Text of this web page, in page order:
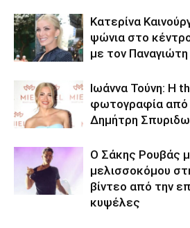
Κατερίνα
ψώνια στο
με τον
Ιωάννα Τούνη: Η
φωτογραφία από
Δημήτρη
Ο Σάκης Ρουβάς
μελισσοκόμου
βίντεο από την
κυψέλες